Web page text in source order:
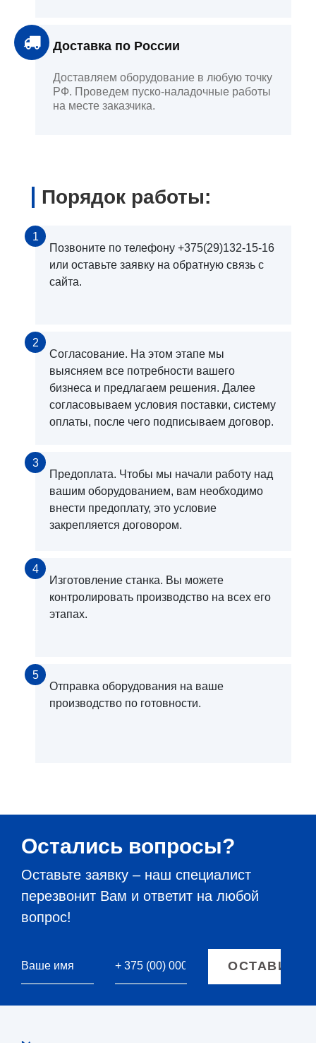
Доставка по России
Доставляем оборудование в любую точку
РФ. Проведем пуско-наладочные работы
на месте заказчика.
Порядок работы:
1
Позвоните по телефону +375(29)132-15-16
или оставьте заявку на обратную связь с
сайта.
2
Согласование. На этом этапе мы
выясняем все потребности вашего
бизнеса и предлагаем решения. Далее
согласовываем условия поставки, систему
оплаты, после чего подписываем договор.
3
Предоплата. Чтобы мы начали работу над
вашим оборудованием, вам необходимо
внести предоплату, это условие
закрепляется договором.
4
Изготовление станка. Вы можете
контролировать производство на всех его
этапах.
5
Отправка оборудования на ваше
производство по готовности.
Остались вопросы?
Оставьте заявку – наш специалист
перезвонит Вам и ответит на любой
вопрос!